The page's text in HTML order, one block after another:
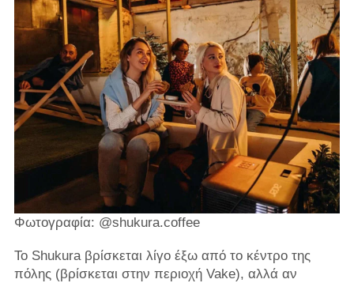
Φωτογραφία: @shukura.coffee
Το Shukura βρίσκεται λίγο έξω από το κέντρο της
πόλης (βρίσκεται στην περιοχή Vake), αλλά αν